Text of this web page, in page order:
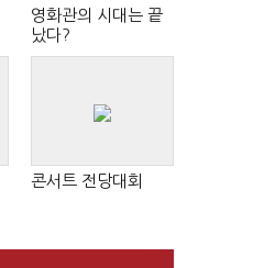
영화관의 시대는 끝
났다?
콘서트 전당대회